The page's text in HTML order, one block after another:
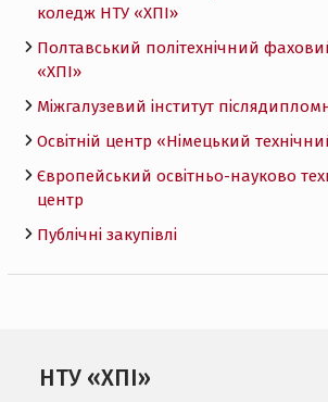
коледж НТУ «ХПI»
Полтавський політехнічний
«ХПI»
Міжгалузевий інститут
Освітній центр «Німецький
Європейський освітньо-науково
центр
Публічні закупівлі
НТУ «ХПІ»